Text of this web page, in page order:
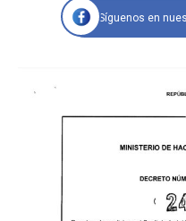
Síguenos en